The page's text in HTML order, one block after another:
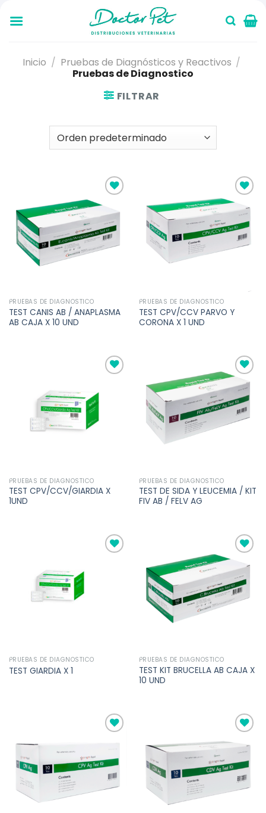
Inicio / Pruebas de Diagnósticos y Reactivos /
Pruebas de Diagnostico
FILTRAR
Añadir
a la
lista de
deseos
PRUEBAS DE DIAGNOSTICO
TEST CANIS AB / ANAPLASMA
AB CAJA X 10 UND
Añadir
a la
lista de
deseos
PRUEBAS DE DIAGNOSTICO
TEST CPV/CCV PARVO Y
CORONA X 1 UND
deseos
PRUEBAS DE DIAGNOSTICO
TEST CPV/CCV/GIARDIA X
1UND
Añadir
a la
lista de
deseos
PRUEBAS DE DIAGNOSTICO
TEST DE SIDA Y LEUCEMIA / KIT
FIV AB / FELV AG
PRUEBAS DE DIAGNOSTICO
TEST GIARDIA X 1
Añadir
a la
lista de
deseos
PRUEBAS DE DIAGNOSTICO
TEST KIT BRUCELLA AB CAJA X
10 UND
lista de
deseos
Añadir
a la
deseos